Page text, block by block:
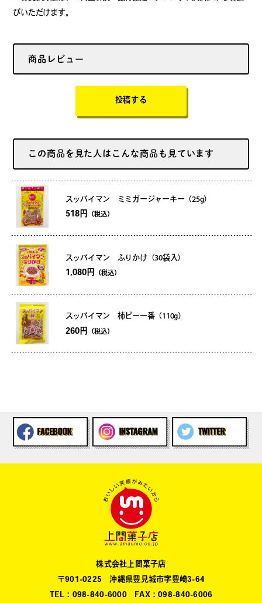
びいただけます。
商品レビュー
投稿する
この商品を見た人はこんな商品も見ています
スッパイマン ミミガージャーキー（25g）
518円 （税込）
スッパイマン ふりかけ（30袋入）
1,080円 （税込）
スッパイマン 柿ピー一番（110g）
260円 （税込）
株式会社上間菓子店
〒901-0225 沖縄県豊見城市字豊崎3-64
TEL：098-840-6000 FAX：098-840-6006